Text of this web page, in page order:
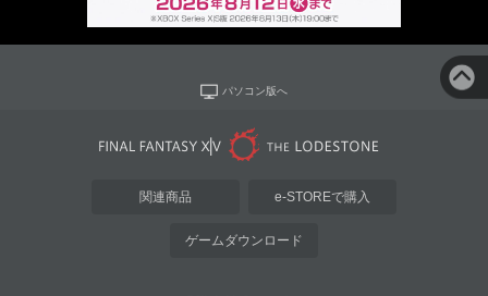
パソコン版へ
関連商品 e-STOREで購入
ゲームダウンロード